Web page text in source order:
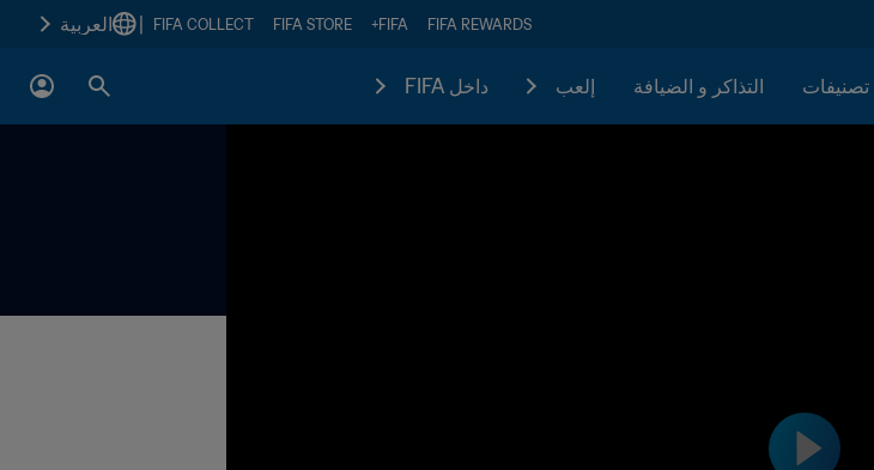
FIFA REWARDS
FIFA+
FIFA STORE
FIFA COLLECT العربية
تصنيفات التذاكر و الضيافة إلعب داخل FIFA